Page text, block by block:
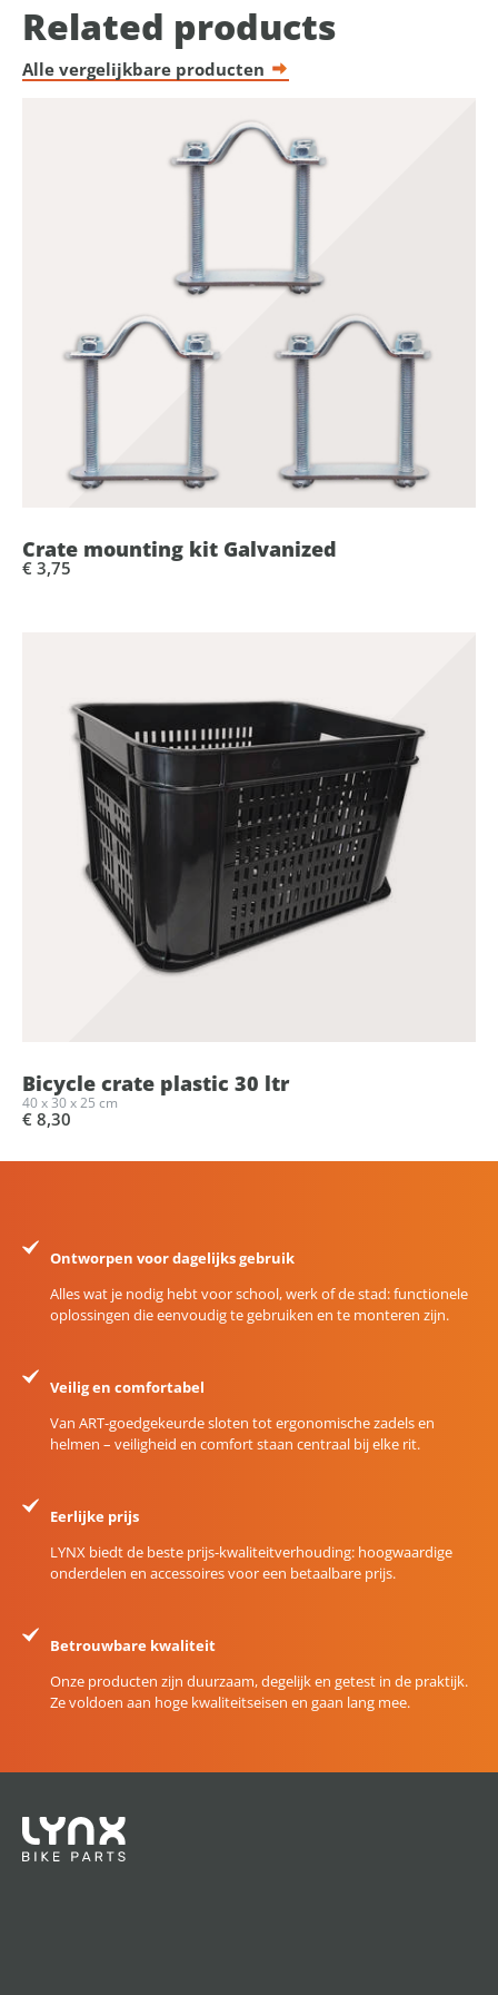
Related products
Alle vergelijkbare producten
Crate mounting kit Galvanized
€ 3,75
Bicycle crate plastic 30 ltr
40 x 30 x 25 cm
€ 8,30
Ontworpen voor dagelijks gebruik
Alles wat je nodig hebt voor school, werk of de stad: functionele
oplossingen die eenvoudig te gebruiken en te monteren zijn.
Veilig en comfortabel
Van ART-goedgekeurde sloten tot ergonomische zadels en
helmen – veiligheid en comfort staan centraal bij elke rit.
Eerlijke prijs
LYNX biedt de beste prijs-kwaliteitverhouding: hoogwaardige
onderdelen en accessoires voor een betaalbare prijs.
Betrouwbare kwaliteit
Onze producten zijn duurzaam, degelijk en getest in de praktijk.
Ze voldoen aan hoge kwaliteitseisen en gaan lang mee.